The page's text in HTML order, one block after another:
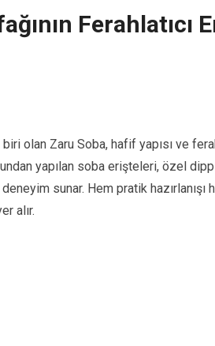
Ferahlatıcı
olan Zaru Soba, hafif yapısı ve
yapılan soba erişteleri, özel
sunar. Hem pratik hazırlanışı
alır.